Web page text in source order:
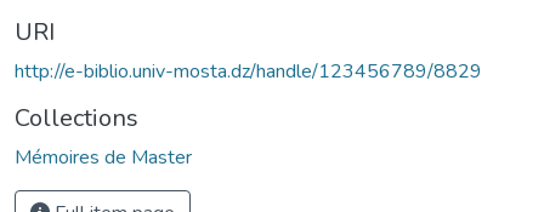
URI
http://e-biblio.univ-mosta.dz/handle/123456789/8829
Collections
Mémoires de Master